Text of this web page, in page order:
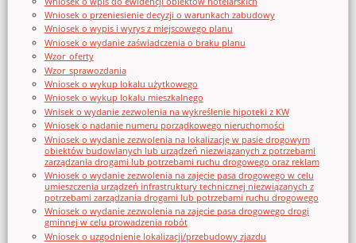
Wniosek o przeniesienie decyzji o warunkach zabudowy
Wniosek o wypis i wyrys z miejscowego planu
Wniosek o wydanie zaświadczenia o braku planu
Wzor_oferty
Wzor_sprawozdania
Wniosek o wykup lokalu użytkowego
Wniosek o wykup lokalu mieszkalnego
Wnisek o wydanie zezwolenia na wykreślenie hipoteki z KW
Wniosek o nadanie numeru porządkowego nieruchomości
Wniosek o wydanie zezwolenia na lokalizację w pasie drogowym
obiektów budowlanych lub urządzeń niezwiązanych z potrzebami
zarządzania drogami lub potrzebami ruchu drogowego oraz reklam
Wniosek o wydanie zezwolenia na zajęcie pasa drogowego w celu
umieszczenia urządzeń infrastruktury technicznej niezwiązanych z
potrzebami zarządzania drogami lub potrzebami ruchu drogowego
Wniosek o wydanie zezwolenia na zajęcie pasa drogowego drogi
gminnej w celu prowadzenia robót
Wniosek o uzgodnienie lokalizacji/przebudowy zjazdu